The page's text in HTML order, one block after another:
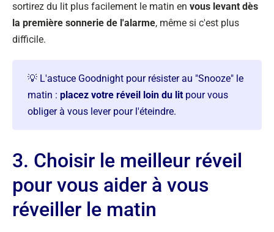
sortirez du lit plus facilement le matin en vous levant dès
la première sonnerie de l'alarme, même si c'est plus
difficile.
💡 L'astuce Goodnight pour résister au "Snooze" le
matin : placez votre réveil loin du lit pour vous
obliger à vous lever pour l'éteindre.
3. Choisir le meilleur réveil
pour vous aider à vous
réveiller le matin